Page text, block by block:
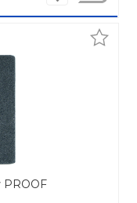
PROOF